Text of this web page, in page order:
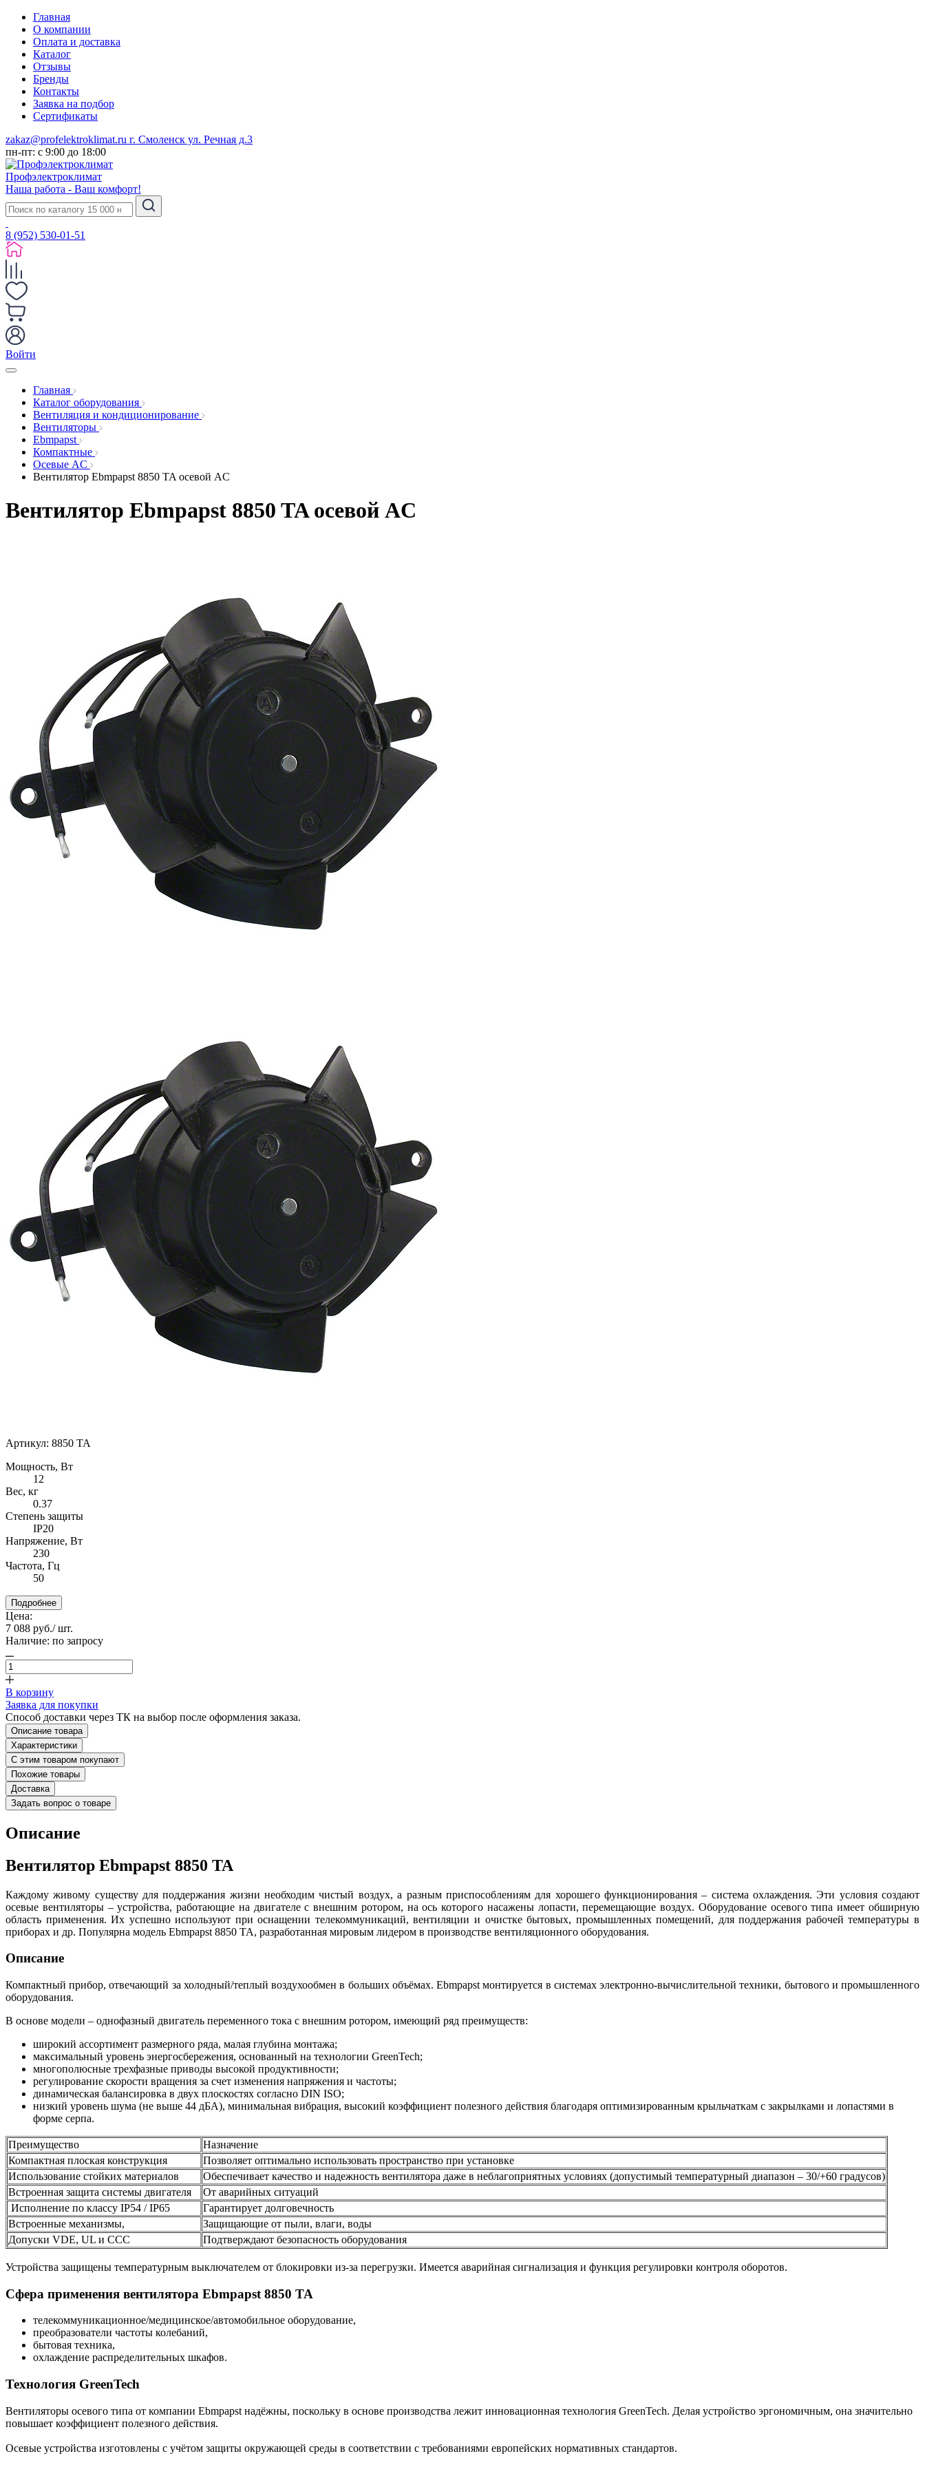
Главная
О компании
Оплата и доставка
Каталог
Отзывы
Бренды
Контакты
Заявка на подбор
Сертификаты
zakaz@profelektroklimat.ru г. Смоленск ул. Речная д.3
пн-пт: с 9:00 до 18:00
Профэлектроклимат
Наша работа - Ваш комфорт!
8 (952) 530-01-51
Войти
Главная
Каталог оборудования
Вентиляция и кондиционирование
Вентиляторы
Ebmpapst
Компактные
Осевые AC
Вентилятор Ebmpapst 8850 TA осевой AC
Вентилятор Ebmpapst 8850 TA осевой AC
Артикул: 8850 TA
Мощность, Вт
12
Вес, кг
0.37
Степень защиты
IP20
Напряжение, Вт
230
Частота, Гц
50
Подробнее
Цена:
7 088 руб./ шт.
Наличие: по запросу
В корзину
Заявка для покупки
Способ доставки через ТК на выбор после оформления заказа.
Описание товара
Характеристики
С этим товаром покупают
Похожие товары
Доставка
Задать вопрос о товаре
Описание
Вентилятор Ebmpapst 8850 TA
Каждому живому существу для поддержания жизни необходим чистый воздух, а разным приспособлениям для хорошего функционирования – система охлаждения. Эти условия создают
осевые вентиляторы – устройства, работающие на двигателе с внешним ротором, на ось которого насажены лопасти, перемещающие воздух. Оборудование осевого типа имеет обширную
область применения. Их успешно используют при оснащении телекоммуникаций, вентиляции и очистке бытовых, промышленных помещений, для поддержания рабочей температуры в
приборах и др. Популярна модель Ebmpapst 8850 TA, разработанная мировым лидером в производстве вентиляционного оборудования.
Описание
Компактный прибор, отвечающий за холодный/теплый воздухообмен в больших объёмах. Ebmpapst монтируется в системах электронно-вычислительной техники, бытового и промышленного
оборудования.
В основе модели – однофазный двигатель переменного тока с внешним ротором, имеющий ряд преимуществ:
широкий ассортимент размерного ряда, малая глубина монтажа;
максимальный уровень энергосбережения, основанный на технологии GreenTech;
многополюсные трехфазные приводы высокой продуктивности;
регулирование скорости вращения за счет изменения напряжения и частоты;
динамическая балансировка в двух плоскостях согласно DIN ISO;
низкий уровень шума (не выше 44 дБА), минимальная вибрация, высокий коэффициент полезного действия благодаря оптимизированным крыльчаткам с закрылками и лопастями в
форме серпа.
Преимущество
Назначение
Компактная плоская конструкция
Позволяет оптимально использовать пространство при установке
Использование стойких материалов
Обеспечивает качество и надежность вентилятора даже в неблагоприятных условиях (допустимый температурный диапазон – 30/+60 градусов)
Встроенная защита системы двигателя
От аварийных ситуаций
Исполнение по классу IP54 / IP65
Гарантирует долговечность
Встроенные механизмы,
Защищающие от пыли, влаги, воды
Допуски VDE, UL и CCC
Подтверждают безопасность оборудования
Устройства защищены температурным выключателем от блокировки из-за перегрузки. Имеется аварийная сигнализация и функция регулировки контроля оборотов.
Сфера применения вентилятора Ebmpapst 8850 TA
телекоммуникационное/медицинское/автомобильное оборудование,
преобразователи частоты колебаний,
бытовая техника,
охлаждение распределительных шкафов.
Технология GreenTech
Вентиляторы осевого типа от компании Ebmpapst надёжны, поскольку в основе производства лежит инновационная технология GreenTech. Делая устройство эргономичным, она значительно
повышает коэффициент полезного действия.
Осевые устройства изготовлены с учётом защиты окружающей среды в соответствии с требованиями европейских нормативных стандартов.